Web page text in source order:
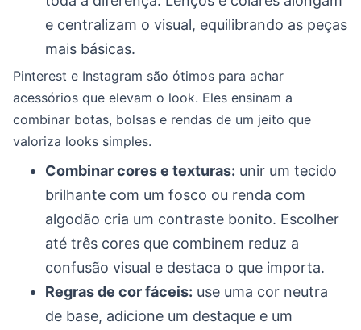
e centralizam o visual, equilibrando as peças
mais básicas.
Pinterest e Instagram são ótimos para achar
acessórios que elevam o look. Eles ensinam a
combinar botas, bolsas e rendas de um jeito que
valoriza looks simples.
Combinar cores e texturas: unir um tecido
brilhante com um fosco ou renda com
algodão cria um contraste bonito. Escolher
até três cores que combinem reduz a
confusão visual e destaca o que importa.
Regras de cor fáceis: use uma cor neutra
de base, adicione um destaque e um